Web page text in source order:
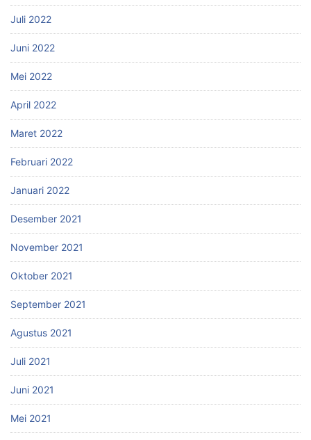
Juli 2022
Juni 2022
Mei 2022
April 2022
Maret 2022
Februari 2022
Januari 2022
Desember 2021
November 2021
Oktober 2021
September 2021
Agustus 2021
Juli 2021
Juni 2021
Mei 2021